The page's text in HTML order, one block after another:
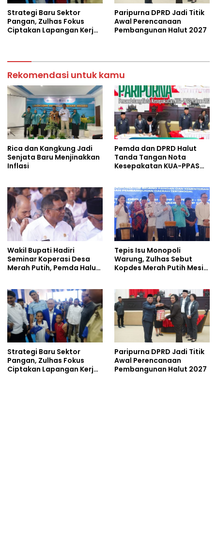
Strategi Baru Sektor
Pangan, Zulhas Fokus
Ciptakan Lapangan Kerja
Paripurna DPRD Jadi Titik
Awal Perencanaan
Pembangunan Halut 2027
Rekomendasi untuk kamu
Rica dan Kangkung Jadi
Senjata Baru Menjinakkan
Inflasi
Pemda dan DPRD Halut
Tanda Tangan Nota
Kesepakatan KUA-PPAS
Wakil Bupati Hadiri
Seminar Koperasi Desa
Merah Putih, Pemda Halut
Tepis Isu Monopoli
Warung, Zulhas Sebut
Kopdes Merah Putih Mesin
Strategi Baru Sektor
Pangan, Zulhas Fokus
Ciptakan Lapangan Kerja
Paripurna DPRD Jadi Titik
Awal Perencanaan
Pembangunan Halut 2027